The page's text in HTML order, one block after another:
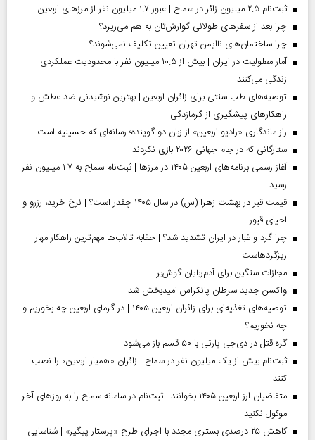
ثبت‌نام ۲.۵ میلیون زائر در سماح | عبور ۱.۷ میلیون نفر از مرز‌های اربعین
چرا بعد از سفرهای طولانی گوارش‌تان به هم می‌ریزد؟
چرا ساختمان‌های ناایمن تهران تعیین تکلیف نمی‌شوند؟
آمار معلولیت در ایران | بیش از ۱۰.۵ میلیون نفر با محدودیت عملکردی
زندگی می‌کنند
توصیه‌های طب سنتی برای زائران اربعین | بهترین نوشیدنی ضد عطش و
راهکارهای پیشگیری از گرمازدگی
راز ماندگاری «رادیو اربعین» از زبان دو گوینده؛ رسانه‌ای که حسینیه است
ستارگانی که در جام جهانی ۲۰۲۶ بازی نکردند
آغاز رسمی برنامه‌های اربعین ۱۴۰۵ در مرز‌ها | ثبت‌نام سماح به ۱.۷ میلیون نفر
رسید
قیمت قبر در بهشت زهرا (س) در سال ۱۴۰۵ چقدر است؟ | نرخ خرید، رزرو و
احیای قبور
چرا گرد و غبار در ایران تشدید شد؟ | حقابه تالاب‌ها مهم‌ترین راهکار مهار
ریزگردهاست
مجازات سنگین برای آدم‌ربایان گوش‌بر
واکسن جدید سرطان پانکراس امیدبخش شد
توصیه‌های تغذیه‌ای برای زائران اربعین ۱۴۰۵ | در گرمای اربعین چه بخوریم و
چه نخوریم؟
گره قتل در دی‌جی پارتی با ۵۰ قسم باز می‌شود
ثبت‌نام بیش از یک میلیون نفر در سماح | زائران «همیار اربعین» را نصب
کنند
متقاضیان ارز اربعین ۱۴۰۵ بخوانند | ثبت‌نام در سامانه سماح را به روز‌های آخر
موکول نکنید
کاهش ۲۵ درصدی بستری مجدد با اجرای طرح «پرستار پیگیر» | شناسایی